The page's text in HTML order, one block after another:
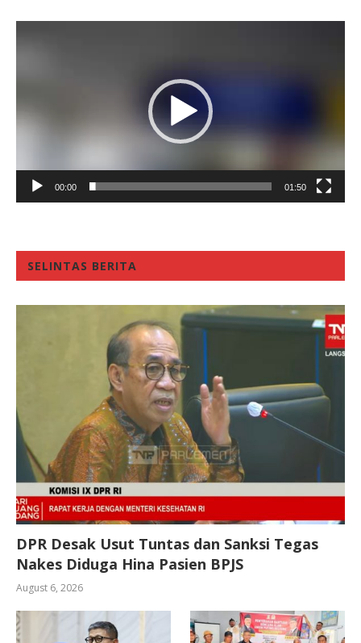
00:00 01:50
SELINTAS BERITA
DPR Desak Usut Tuntas dan Sanksi Tegas
Nakes Diduga Hina Pasien BPJS
August 6, 2026